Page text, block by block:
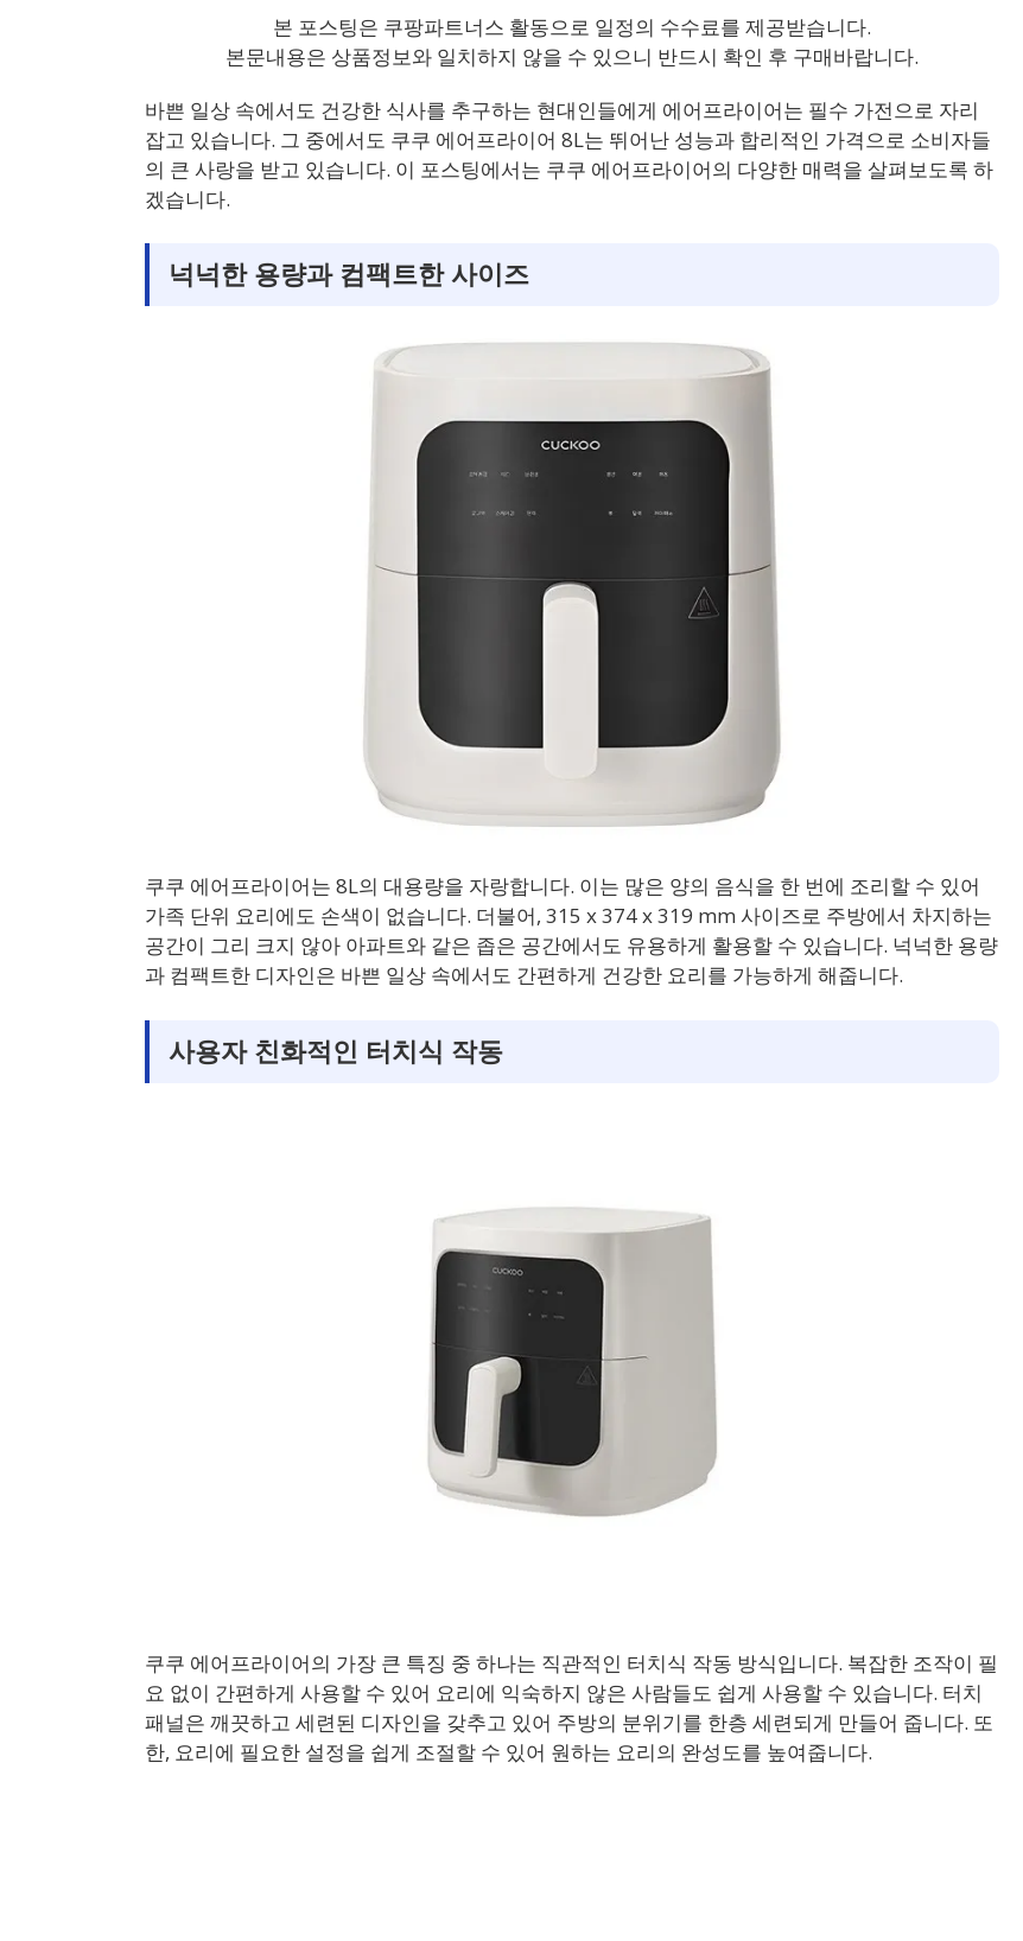
본 포스팅은 쿠팡파트너스 활동으로 일정의 수수료를 제공받습니다.
본문내용은 상품정보와 일치하지 않을 수 있으니 반드시 확인 후 구매바랍니다.
바쁜 일상 속에서도 건강한 식사를 추구하는 현대인들에게 에어프라이어는 필수 가전으로 자리
잡고 있습니다. 그 중에서도 쿠쿠 에어프라이어 8L는 뛰어난 성능과 합리적인 가격으로 소비자들
의 큰 사랑을 받고 있습니다. 이 포스팅에서는 쿠쿠 에어프라이어의 다양한 매력을 살펴보도록 하
겠습니다.
넉넉한 용량과 컴팩트한 사이즈
쿠쿠 에어프라이어는 8L의 대용량을 자랑합니다. 이는 많은 양의 음식을 한 번에 조리할 수 있어
가족 단위 요리에도 손색이 없습니다. 더불어, 315 x 374 x 319 mm 사이즈로 주방에서 차지하는
공간이 그리 크지 않아 아파트와 같은 좁은 공간에서도 유용하게 활용할 수 있습니다. 넉넉한 용량
과 컴팩트한 디자인은 바쁜 일상 속에서도 간편하게 건강한 요리를 가능하게 해줍니다.
사용자 친화적인 터치식 작동
쿠쿠 에어프라이어의 가장 큰 특징 중 하나는 직관적인 터치식 작동 방식입니다. 복잡한 조작이 필
요 없이 간편하게 사용할 수 있어 요리에 익숙하지 않은 사람들도 쉽게 사용할 수 있습니다. 터치
패널은 깨끗하고 세련된 디자인을 갖추고 있어 주방의 분위기를 한층 세련되게 만들어 줍니다. 또
한, 요리에 필요한 설정을 쉽게 조절할 수 있어 원하는 요리의 완성도를 높여줍니다.